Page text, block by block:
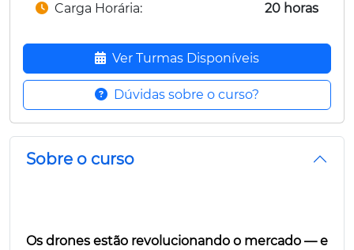
Carga Horária: 20 horas
Ver Turmas Disponíveis
Dúvidas sobre o curso?
Sobre o curso
Os drones estão revolucionando o mercado — e